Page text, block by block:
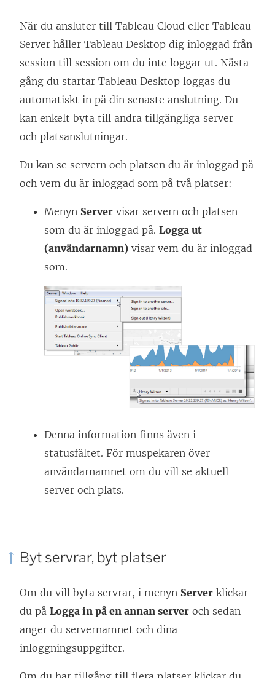
När du ansluter till Tableau Cloud eller Tableau
Server håller Tableau Desktop dig inloggad från
session till session om du inte loggar ut. Nästa
gång du startar Tableau Desktop loggas du
automatiskt in på din senaste anslutning. Du
kan enkelt byta till andra tillgängliga server-
och platsanslutningar.
Du kan se servern och platsen du är inloggad på
och vem du är inloggad som på två platser:
Menyn Server visar servern och platsen
som du är inloggad på. Logga ut
(användarnamn) visar vem du är inloggad
som.
Denna information finns även i
statusfältet. För muspekaren över
användarnamnet om du vill se aktuell
server och plats.
Byt servrar, byt platser
Om du vill byta servrar, i menyn Server klickar
du på Logga in på en annan server och sedan
anger du servernamnet och dina
inloggningsuppgifter.